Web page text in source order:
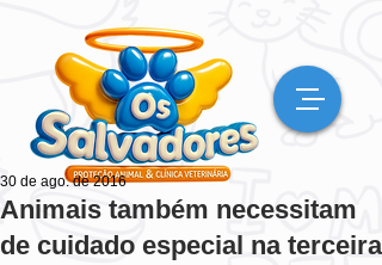
Animais também necessitam
de cuidado especial na terceira
30 de ago. de 2016